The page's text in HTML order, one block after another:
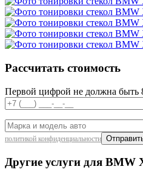
Рассчитать стоимость
Первой цифрой не должна быть
политикой конфиденциальности
Другие услуги для BMW